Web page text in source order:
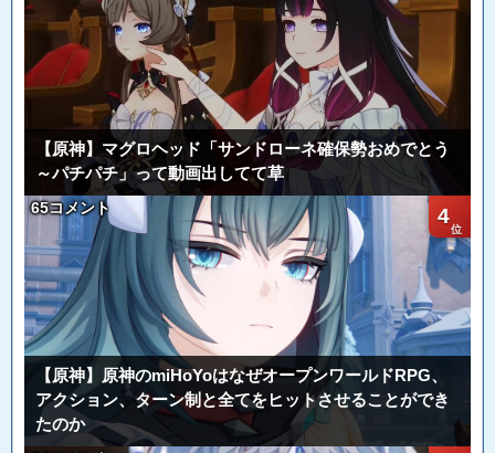
【原神】マグロヘッド「サンドローネ確保勢おめでとう
～パチパチ」って動画出してて草
4
65コメント
【原神】原神のmiHoYoはなぜオープンワールドRPG、
アクション、ターン制と全てをヒットさせることができ
たのか